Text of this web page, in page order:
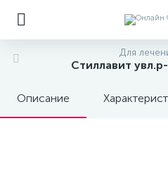
Для
Стиллавит
Описание